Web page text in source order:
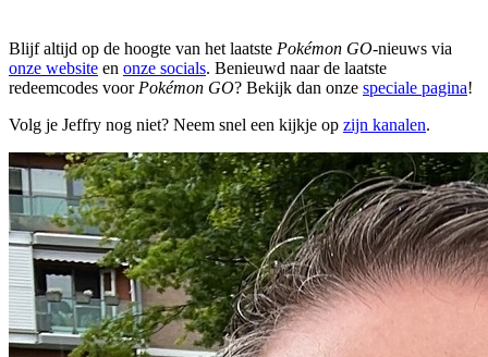
Blijf altijd op de hoogte van het laatste Pokémon GO-nieuws via
onze website en onze socials. Benieuwd naar de laatste
redeemcodes voor Pokémon GO? Bekijk dan onze speciale pagina!
Volg je Jeffry nog niet? Neem snel een kijkje op zijn kanalen.